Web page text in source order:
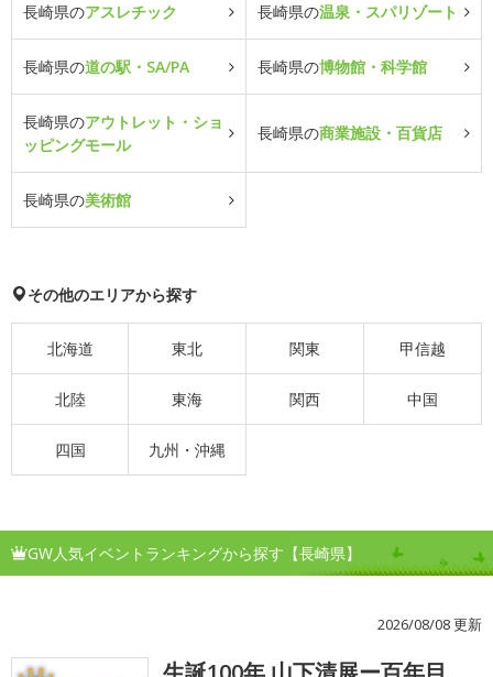
長崎県のアスレチック 長崎県の温泉・スパリゾート
長崎県の道の駅・SA/PA 長崎県の博物館・科学館
長崎県のアウトレット・ショ
ッピングモール
長崎県の商業施設・百貨店
長崎県の美術館
その他のエリアから探す
北海道 東北 関東 甲信越
北陸 東海 関西 中国
四国 九州・沖縄
GW人気イベントランキングから探す【長崎県】
2026/08/08 更新